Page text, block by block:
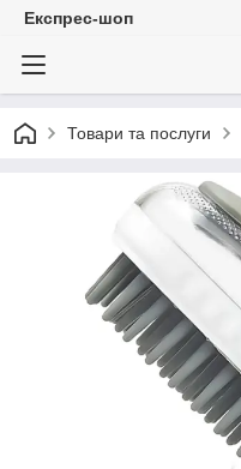
Експрес-шоп
Товари та послуги